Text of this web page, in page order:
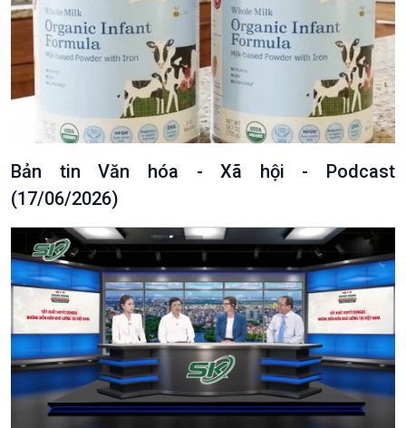
Bản tin Văn hóa - Xã hội - Podcast
(17/06/2026)